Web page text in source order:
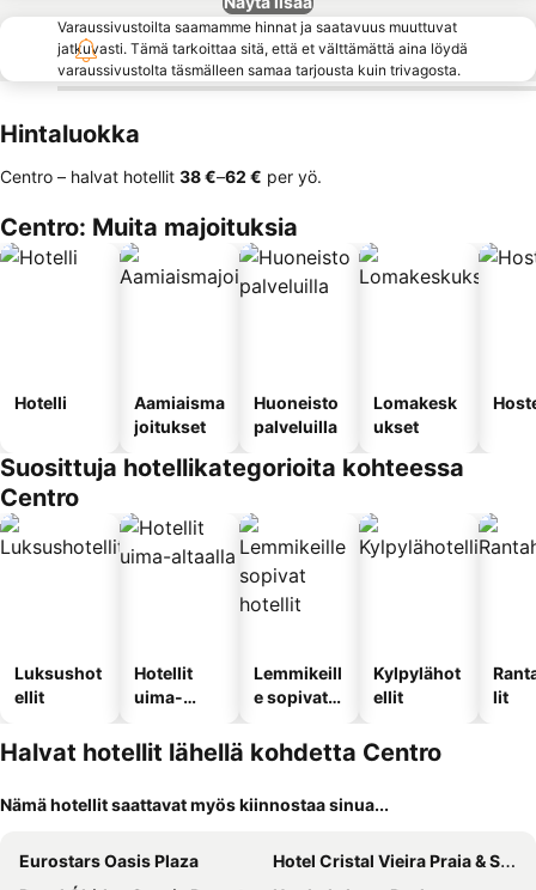
Varaussivustoilta saamamme hinnat ja saatavuus muuttuvat
jatkuvasti. Tämä tarkoittaa sitä, että et välttämättä aina löydä
varaussivustolta täsmälleen samaa tarjousta kuin trivagosta.
Hintaluokka
Centro – halvat hotellit ‎38 €–‎62 € per yö.
Centro: Muita majoituksia
Hotelli
Aamiaisma
joitukset
Huoneisto
palveluilla
Lomakesk
ukset
Suosittuja hotellikategorioita kohteessa
Centro
Luksushot
ellit
Hotellit
uima-
Lemmikeill
e sopivat
Kylpylähot
ellit
lit
Halvat hotellit lähellä kohdetta Centro
Nämä hotellit saattavat myös kiinnostaa sinua...
Eurostars Oasis Plaza
Hotel Cristal Vieira Praia & SPA